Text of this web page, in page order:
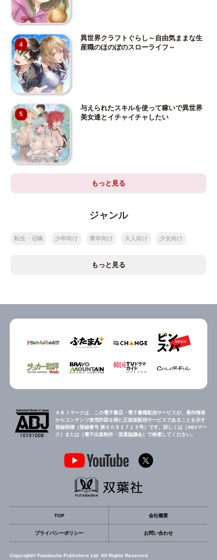
4
異世界クラフトぐらし～自由気ままな生
産職のほのぼのスローライフ～
5
与えられたスキルを使って稼いで異世界
美女達とイチャイチャしたい
もっと見る
ジャンル
転生・召喚 少年向け 青年向け 大人向け 少女向け
もっと見る
ＡＢＪマークは、この電子書店・電子書籍配信サービスが、著作権者
からコンテンツ使用許諾を得た正規版配信サービスであることを示す
登録商標（登録番号 第６０９１７１３号）です。詳しくは［ABJマー
ク］または［電子出版制作・流通協議会］で検索してください。
TOP 会社概要
プライバシーポリシー お問い合わせ
Copyright© Futabasha Publishers Ltd. All Rights Reserved